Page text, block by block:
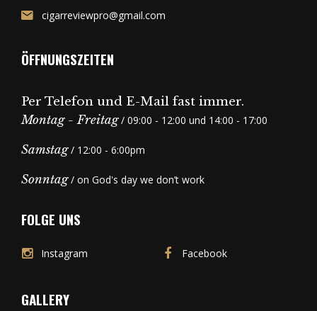
cigarreviewpro@gmail.com
ÖFFNUNGSZEITEN
Per Telefon und E-Mail fast immer.
Montag - Freitag/ 09:00 - 12:00 und 14:00 - 17:00
Samstag/ 12:00 - 6:00pm
Sonntag/ on God's day we don’t work
FOLGE UNS
Instagram Facebook
GALLERY